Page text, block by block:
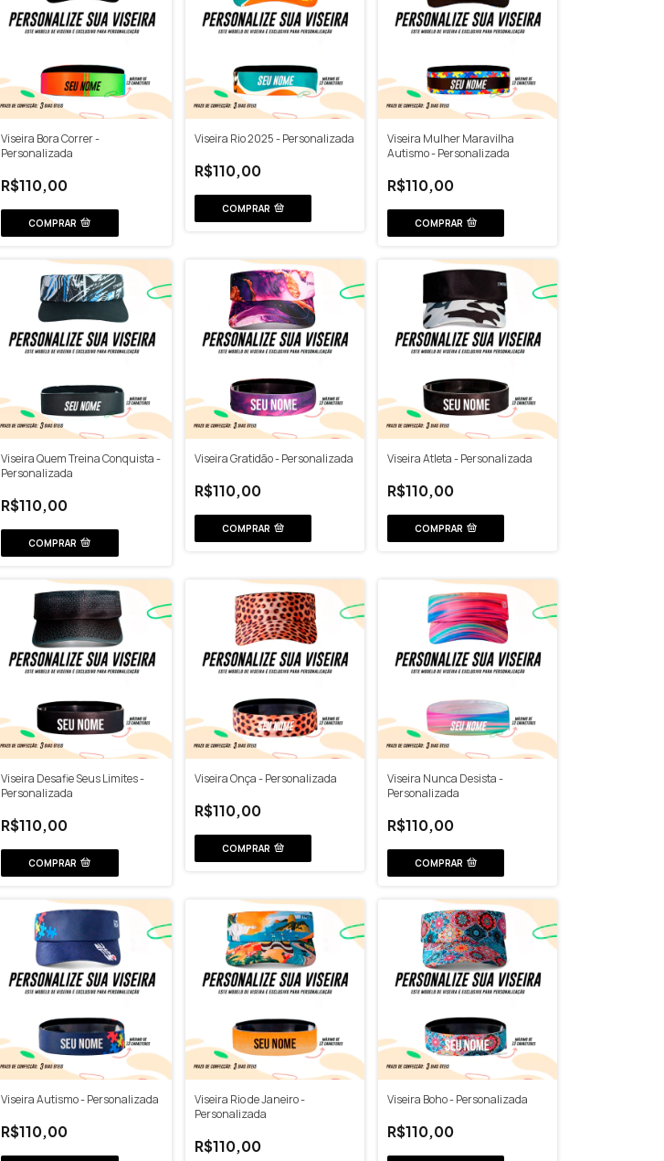
Viseira Bora Correr -
Personalizada
R$110,00
COMPRAR
Viseira Rio 2025 - Personalizada
R$110,00
COMPRAR
Viseira Mulher Maravilha
Autismo - Personalizada
R$110,00
COMPRAR
Viseira Quem Treina Conquista -
Personalizada
R$110,00
COMPRAR
Viseira Gratidão - Personalizada
R$110,00
COMPRAR
Viseira Atleta - Personalizada
R$110,00
COMPRAR
Viseira Desafie Seus Limites -
Personalizada
R$110,00
COMPRAR
Viseira Onça - Personalizada
R$110,00
COMPRAR
Viseira Nunca Desista -
Personalizada
R$110,00
COMPRAR
Viseira Autismo - Personalizada
R$110,00
Viseira Rio de Janeiro -
Personalizada
R$110,00
Viseira Boho - Personalizada
R$110,00